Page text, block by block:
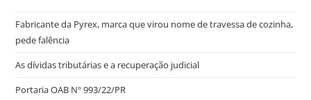
Fabricante da Pyrex, marca que virou nome de travessa de cozinha,
pede falência
As dívidas tributárias e a recuperação judicial
Portaria OAB Nº 993/22/PR